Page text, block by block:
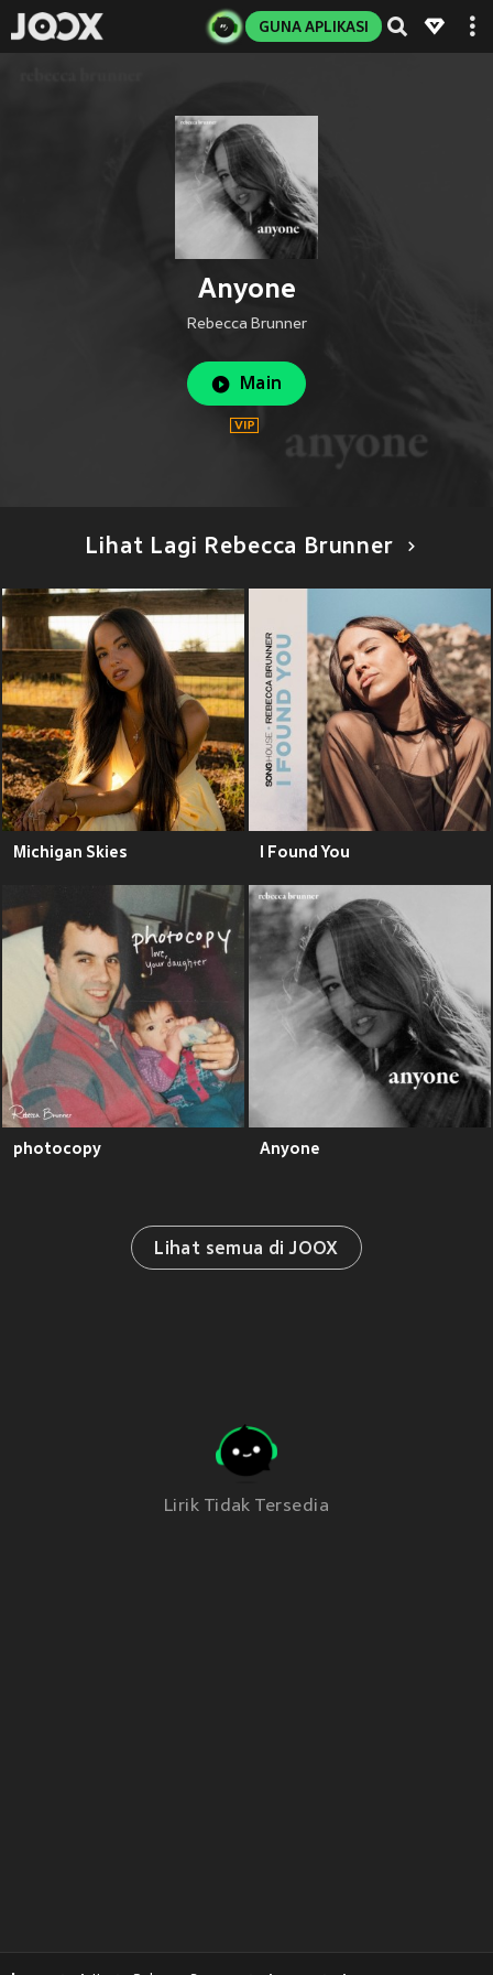
GUNA APLIKASI
Anyone
Rebecca Brunner
Main
Lihat Lagi Rebecca Brunner
Michigan Skies I Found You
photocopy Anyone
Lihat semua di JOOX
Lirik Tidak Tersedia